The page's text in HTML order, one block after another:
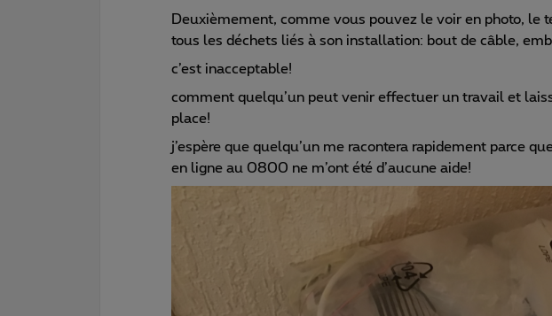
Deuxièmement, comme vous pouvez le voir en photo, le
tous les déchets liés à son installation: bout de câble,
c’est inacceptable!
comment quelqu’un peut venir effectuer un travail et
place!
j’espère que quelqu’un me racontera rapidement parce
en ligne au 0800 ne m’ont été d’aucune aide!